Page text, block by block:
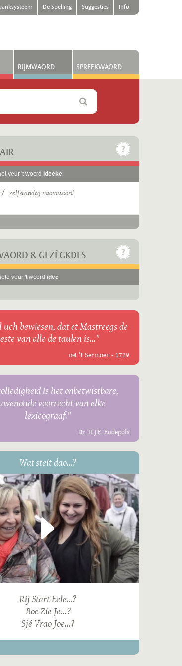
De Spelling Suggesties Info
RIJMWÄÖRD SPREEKWÄÖRD
veur 't woord ideeke
zelfstandeg naomwoord
& GEZÈGKDES
veur 't woord idee
uch bewiesen, dat et Mastreegs de
van alle de taulen is..."
oet 't Sermoen - 1729
is het onbetwistbare,
voorrecht van elke
lexicograaf."
Dr. H.J.E. Endepols
Wat steit dao...?
Rij Start Eele...?
Boe Zie Je...?
Sjé Vrao Joe...?